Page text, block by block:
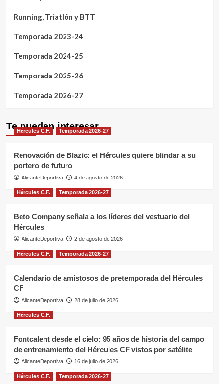
Running, Triatlón y BTT
Temporada 2023-24
Temporada 2024-25
Temporada 2025-26
Temporada 2026-27
Te pueden interesar
Hércules C.F. Temporada 2026-27
Renovación de Blazic: el Hércules quiere blindar a su
portero de futuro
AlicanteDeportiva 4 de agosto de 2026
Hércules C.F. Temporada 2026-27
Beto Company señala a los líderes del vestuario del
Hércules
AlicanteDeportiva 2 de agosto de 2026
Hércules C.F. Temporada 2026-27
Calendario de amistosos de pretemporada del Hércules
CF
AlicanteDeportiva 28 de julio de 2026
Hércules C.F.
Fontcalent desde el cielo: 95 años de historia del campo
de entrenamiento del Hércules CF vistos por satélite
AlicanteDeportiva 16 de julio de 2026
Hércules C.F. Temporada 2026-27